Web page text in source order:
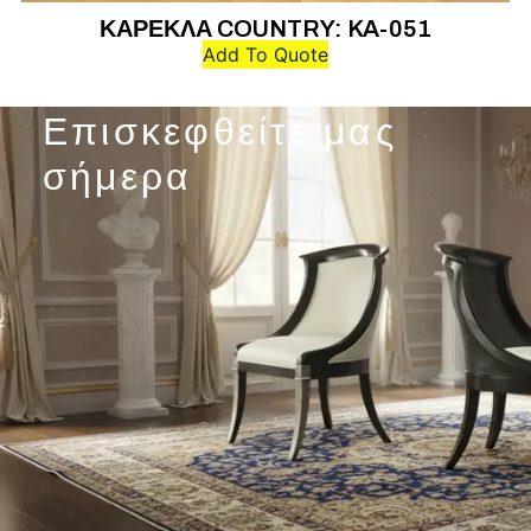
ΚΑΡΕΚΛΑ COUNTRY: KA-051
Add To Quote
Επισκεφθείτε μας
σήμερα